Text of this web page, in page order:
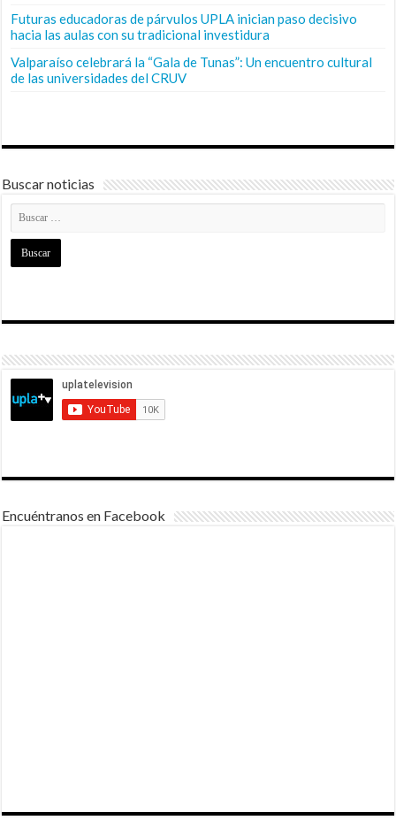
Futuras educadoras de párvulos UPLA inician paso decisivo
hacia las aulas con su tradicional investidura
Valparaíso celebrará la “Gala de Tunas”: Un encuentro cultural
de las universidades del CRUV
Buscar noticias
Encuéntranos en Facebook